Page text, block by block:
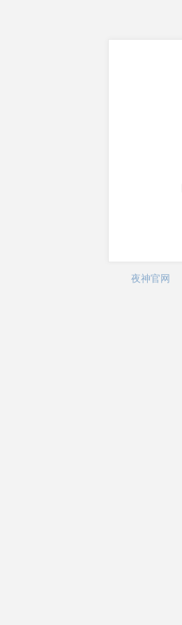
夜神官网